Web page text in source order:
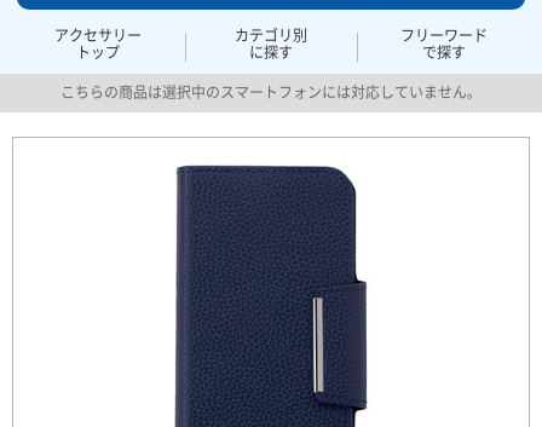
アクセサリー
トップ
カテゴリ別
に探す
フリーワード
で探す
こちらの商品は選択中のスマートフォンには対応していません。